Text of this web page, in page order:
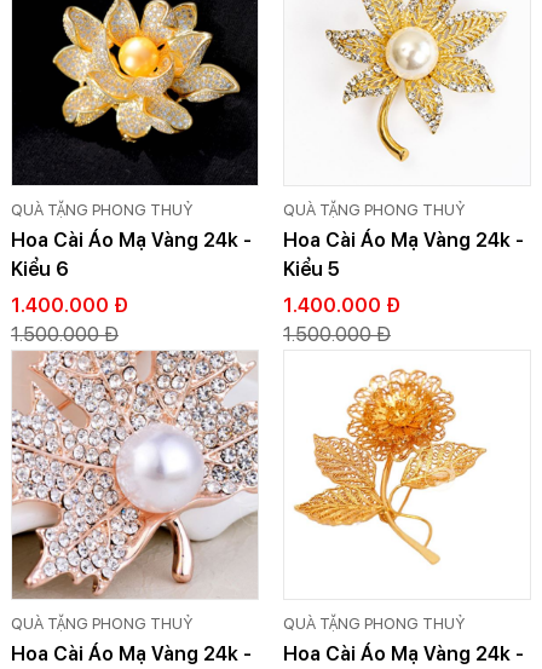
QUÀ TẶNG PHONG THUỶ
Hoa Cài Áo Mạ Vàng 24k -
Kiểu 6
1.400.000 Đ
1.500.000 Đ
QUÀ TẶNG PHONG THUỶ
Hoa Cài Áo Mạ Vàng 24k -
Kiểu 5
1.400.000 Đ
1.500.000 Đ
QUÀ TẶNG PHONG THUỶ
Hoa Cài Áo Mạ Vàng 24k -
QUÀ TẶNG PHONG THUỶ
Hoa Cài Áo Mạ Vàng 24k -